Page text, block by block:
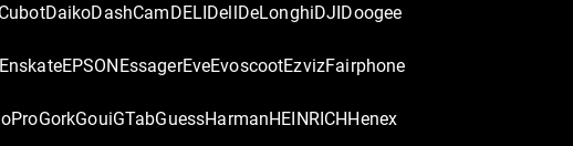
CubotDaikoDashCamDELIDellDeLonghiDJIDoogee
EPSONEssagerEveEvoscootEzvizFairphone
GorkGouiGTabGuessHarmanHEINRICHHenex